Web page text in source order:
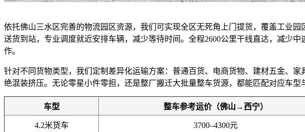
依托佛山三水区完善的物流园区资源，我们可实现全区无死角上门提货，覆盖工业
送货到站，专业调度就近安排车辆，减少等待时间。全程2600公里干线直达，减少
作。
针对不同货物类型，我们定制差异化运输方案：普通百货、电商货物、建材五金、
绝混装挤压。无论零星小件零担，还是整厂搬迁大批量整车货源，都能匹配对应车型
车型 整车参考运价（佛山→西宁）
4.2米货车 3700–4300元